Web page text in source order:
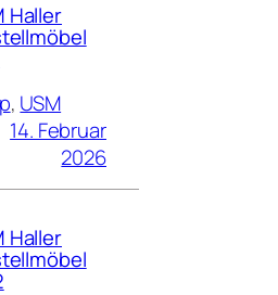
Haller
, USM
14. Februar
2026
Haller